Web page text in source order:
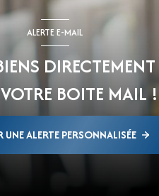
ALERTE E-MAIL
DIRECTEMENT
BOITE MAIL !
UNE ALERTE PERSONNALISÉE